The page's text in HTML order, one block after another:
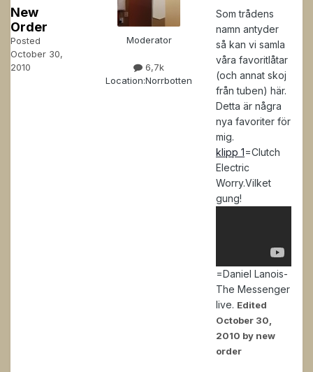
New
Order
Posted
October 30,
2010
Moderator
6,7k
Location:Norrbotten
Som trådens
namn antyder
så kan vi samla
våra favoritlåtar
(och annat skoj
från tuben) här.
Detta är några
nya favoriter för
mig.
klipp 1=Clutch
Electric
Worry.Vilket
gung!
=Daniel Lanois-
The Messenger
live. Edited
October 30,
2010 by new
order